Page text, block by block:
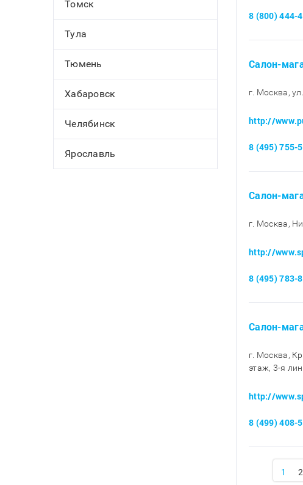
Томск
Тула
Тюмень
Хабаровск
Челябинск
Ярославль
8 (800) 444-
Салон-
г. Москва,
http://
8 (495) 755-
Салон-
г. Москва,
http://
8 (495) 783-
Салон-
г. Москва,
этаж, 3-я
http://
8 (499) 408-
1 2